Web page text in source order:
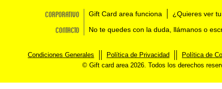
Corporativo Gift Card area funciona ¿Quieres ver
Contacto No te quedes con la duda, llámanos o
Condiciones Generales Política de Privacidad
Política de
© Gift card area 2026. Todos los derechos